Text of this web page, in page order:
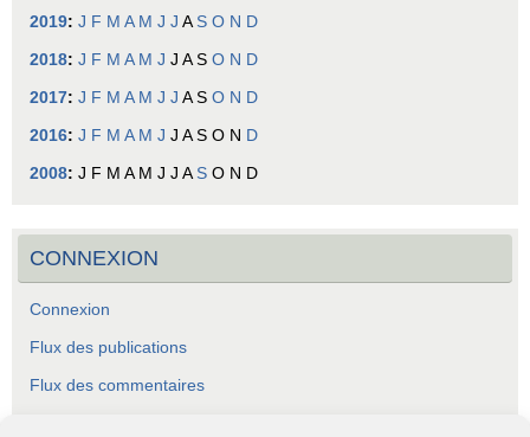
2019: J F M A M J J A S O N D
2018: J F M A M J J A S O N D
2017: J F M A M J J A S O N D
2016: J F M A M J J A S O N D
2008: J F M A M J J A S O N D
CONNEXION
Connexion
Flux des publications
Flux des commentaires